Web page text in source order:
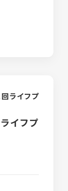
ライフプ
イフプ